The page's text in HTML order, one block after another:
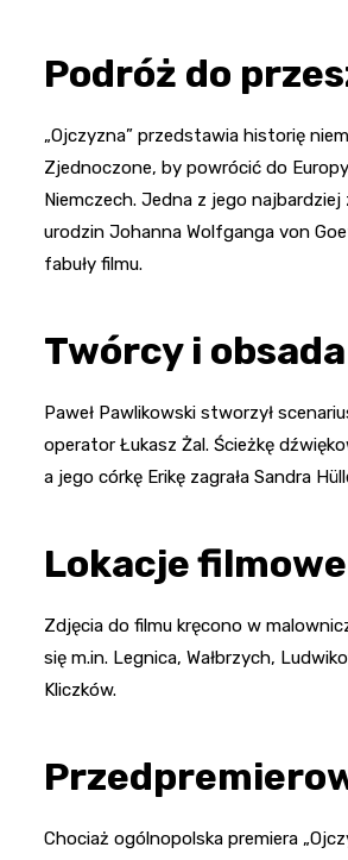
Podróż do
„Ojczyzna” przedstawia historię
Zjednoczone, by powrócić do
Niemczech. Jedna z jego
urodzin Johanna Wolfganga von
fabuły filmu.
Twórcy i obsada
Paweł Pawlikowski stworzył
operator Łukasz Żal. Ścieżkę
a jego córkę Erikę zagrała Sandra
Lokacje filmowe
Zdjęcia do filmu kręcono w
się m.in. Legnica, Wałbrzych,
Kliczków.
Chociaż ogólnopolska premiera